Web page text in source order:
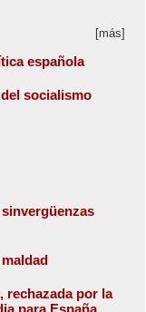
[más]
española
socialismo
rechazada por la
para España